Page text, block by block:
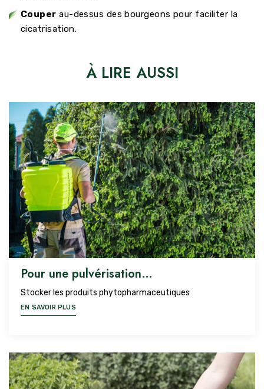
Couper au-dessus des bourgeons pour faciliter la
cicatrisation.
À LIRE AUSSI
Pour une pulvérisation…
Stocker les produits phytopharmaceutiques
EN SAVOIR PLUS